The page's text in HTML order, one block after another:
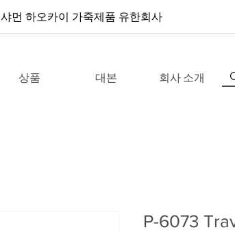
샤먼 하오카이 가죽제품 유한회사
상품 대본 회사 소개
P-6073